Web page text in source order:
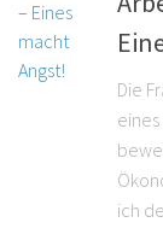
Die
ich